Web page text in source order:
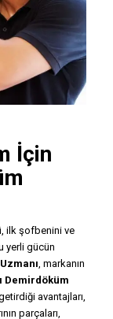
İçin
ilk şofbenini ve
yerli gücün
, markanın
Demirdöküm
avantajları,
parçaları,